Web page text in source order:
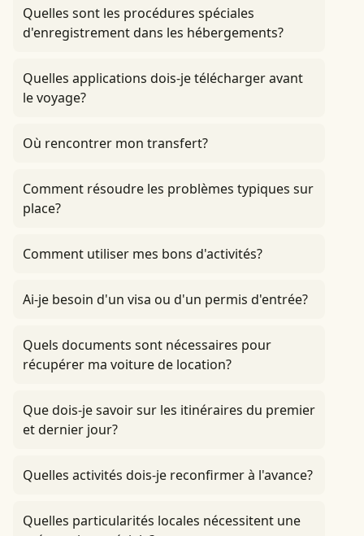
Quelles sont les procédures spéciales
d'enregistrement dans les hébergements?
Quelles applications dois-je télécharger avant
le voyage?
Où rencontrer mon transfert?
Comment résoudre les problèmes typiques sur
place?
Comment utiliser mes bons d'activités?
Ai-je besoin d'un visa ou d'un permis d'entrée?
Quels documents sont nécessaires pour
récupérer ma voiture de location?
Que dois-je savoir sur les itinéraires du premier
et dernier jour?
Quelles activités dois-je reconfirmer à l'avance?
Quelles particularités locales nécessitent une